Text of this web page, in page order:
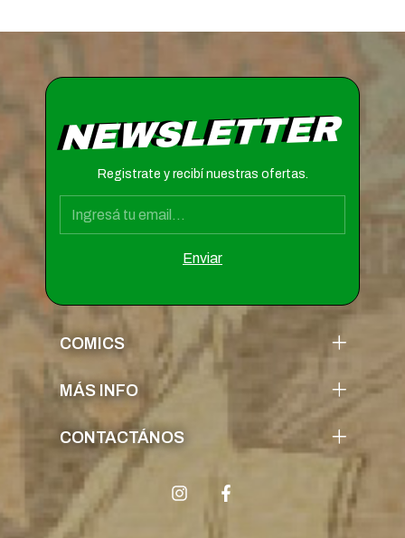
NEWSLETTER
Registrate y recibí nuestras ofertas.
COMICS
MÁS INFO
CONTACTÁNOS